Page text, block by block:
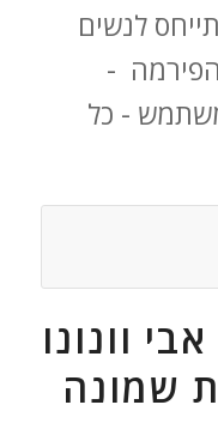
לנשים
-
- כל
וונונו
שמונה